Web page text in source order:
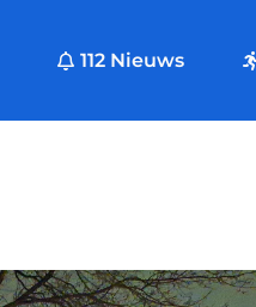
112 Nieuws